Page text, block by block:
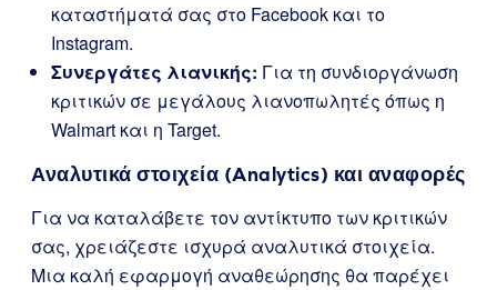
καταστήματά σας στο Facebook και το
Instagram.
Συνεργάτες λιανικής: Για τη συνδιοργάνωση
κριτικών σε μεγάλους λιανοπωλητές όπως η
Walmart και η Target.
Αναλυτικά στοιχεία (Analytics) και αναφορές
Για να καταλάβετε τον αντίκτυπο των κριτικών
σας, χρειάζεστε ισχυρά αναλυτικά στοιχεία.
Μια καλή εφαρμογή αναθεώρησης θα παρέχει